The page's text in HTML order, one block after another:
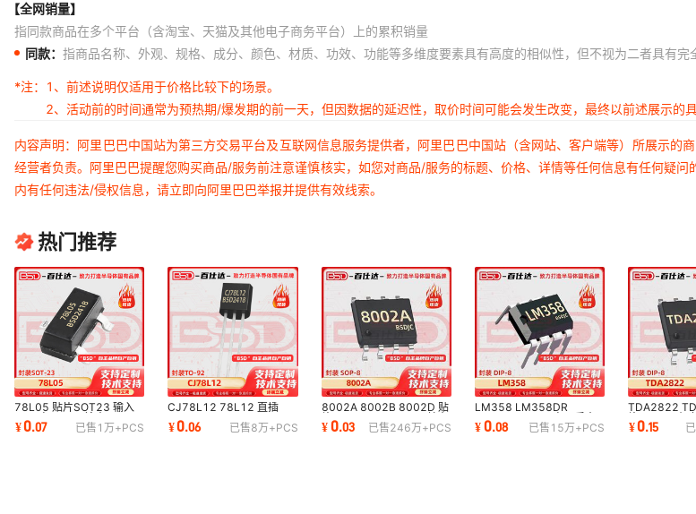
【全网销量】
指同款商品在多个平台（含淘宝、天猫及其他电子商务平台）上的累积销量
同款： 指商品名称、外观、规格、成分、颜色、材质、功效、功能等多维度要素具有高度的相似性，但不视为二者具有完
*注：
1、前述说明仅适用于价格比较下的场景。
2、活动前的时间通常为预热期/爆发期的前一天，但因数据的延迟性，取价时间可能会发生改变，最终以前述展示的
内容声明：阿里巴巴中国站为第三方交易平台及互联网信息服务提供者，阿里巴巴中国站（含网站、客户端等）所展示
经营者负责。阿里巴巴提醒您购买商品/服务前注意谨慎核实，如您对商品/服务的标题、价格、详情等任何信息有任何疑
内有任何违法/侵权信息，请立即向阿里巴巴举报并提供有效线索。
热门推荐
78L05 贴片SOT23 输入
30V 电压30V 输出100mA
三端稳压器芯片LDO
¥0.07 已售 1万+PCS
CJ78L12 78L12 直插
TO-92 35V 12V 100mA
78系列12V 线性稳压芯片
¥0.06 已售8万+PCS
8002A 8002B 8002D 贴
片SOP-8 2.5V~5.5V 单声
道音频功率放大器IC
¥0.03 已售246万+PCS
LM358 LM358DR
LM358N DIP-8高品质大
芯片 运算放大器芯片IC 原
¥0.08 已售 15万+PCS
TDA2822
片SOP-8 小
频功率放大器
¥0.15